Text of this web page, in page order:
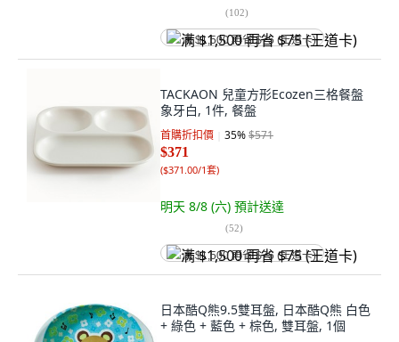
(102)
满 $1,500 再省 $75 (王道卡)
TACKAON 兒童方形Ecozen三格餐盤
象牙白, 1件, 餐盤
首購折扣價 35%$571
$371
($371.00/1套)
明天 8/8 (六) 預計送達
(52)
满 $1,500 再省 $75 (王道卡)
日本酷Q熊9.5雙耳盤, 日本酷Q熊 白色
+ 綠色 + 藍色 + 棕色, 雙耳盤, 1個